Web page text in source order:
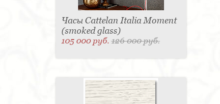
Часы Cattelan Italia Moment
(smoked glass)
105 000 руб.126 000 руб.